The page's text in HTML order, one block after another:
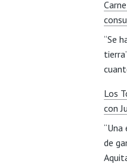
“Se
Los
con
de